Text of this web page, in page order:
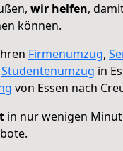
wir helfen,
können.
Firmenumzug,
Studentenumzug in
von Essen nach
in nur wenigen